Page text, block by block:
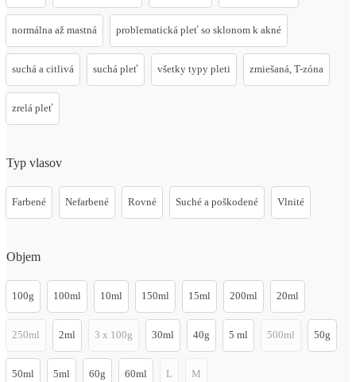
normálna až mastná problematická pleť so sklonom k akné
suchá a citlivá suchá pleť všetky typy pleti zmiešaná, T-zóna
zrelá pleť
Typ vlasov
Farbené Nefarbené Rovné Suché a poškodené Vlnité
Objem
100g 100ml 10ml 150ml 15ml 200ml 20ml
250ml 2ml 3 x 100g 30ml 40g 5 ml 500ml 50g
50ml 5ml 60g 60ml L M